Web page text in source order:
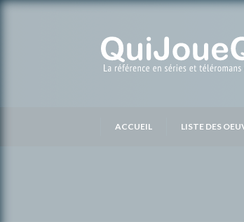
ACCUEIL LISTE DES